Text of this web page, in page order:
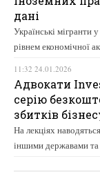
дані
Українські мігранти
рівнем економічної
11:32 24.01.2026
Адвокати
серію
збитків
На лекціях
іншими державами та